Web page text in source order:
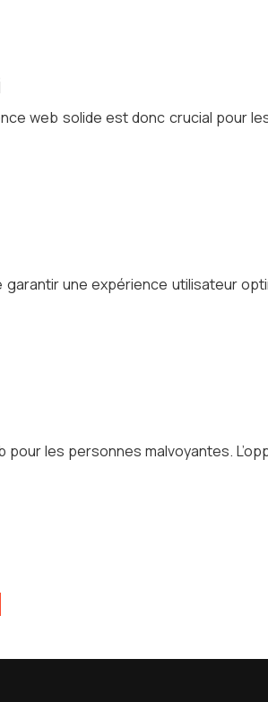
web solide est donc crucial pour
une expérience utilisateur
les personnes malvoyantes.